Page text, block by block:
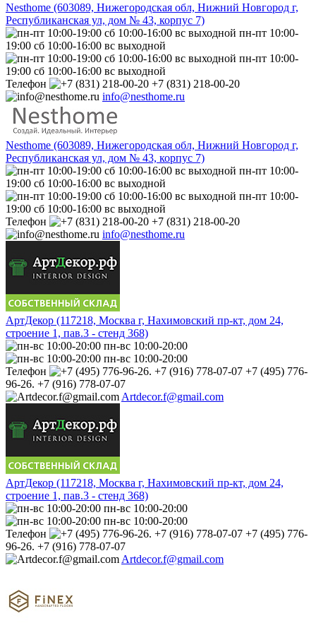
Nesthome (603089, Нижегородская обл, Нижний Новгород г,
Республиканская ул, дом № 43, корпус 7)
пн-пт 10:00-
19:00 сб 10:00-16:00 вс выходной
пн-пт 10:00-
19:00 сб 10:00-16:00 вс выходной
Телефон
+7 (831) 218-00-20
info@nesthome.ru
Nesthome (603089, Нижегородская обл, Нижний Новгород г,
Республиканская ул, дом № 43, корпус 7)
пн-пт 10:00-
19:00 сб 10:00-16:00 вс выходной
пн-пт 10:00-
19:00 сб 10:00-16:00 вс выходной
Телефон
+7 (831) 218-00-20
info@nesthome.ru
АртДекор (117218, Москва г, Нахимовский пр-кт, дом 24,
строение 1, пав.3 - стенд 368)
пн-вс 10:00-20:00
пн-вс 10:00-20:00
Телефон
+7 (495) 776-
96-26. +7 (916) 778-07-07
Artdecor.f@gmail.com
АртДекор (117218, Москва г, Нахимовский пр-кт, дом 24,
строение 1, пав.3 - стенд 368)
пн-вс 10:00-20:00
пн-вс 10:00-20:00
Телефон
+7 (495) 776-
96-26. +7 (916) 778-07-07
Artdecor.f@gmail.com